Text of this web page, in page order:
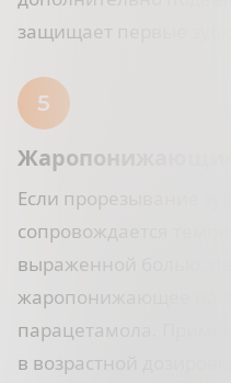
защищает первые
Если прорезывание
сопровождается
выраженной болью,
жаропонижающее на
парацетамола.
в возрастной дозировке.